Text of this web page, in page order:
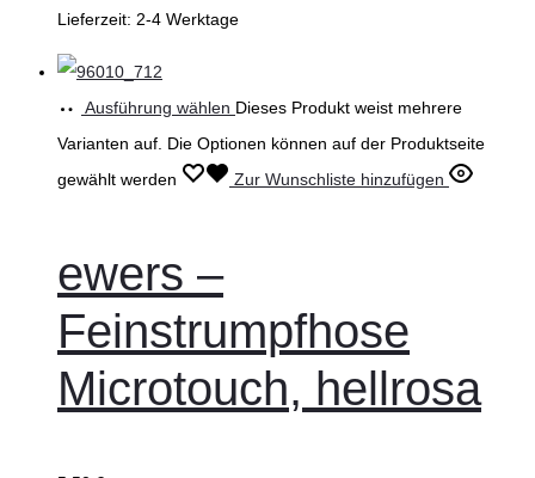
Lieferzeit: 2-4 Werktage
Ausführung wählen Dieses Produkt weist mehrere
Varianten auf. Die Optionen können auf der Produktseite
gewählt werden
Zur Wunschliste hinzufügen
ewers –
Feinstrumpfhose
Microtouch, hellrosa